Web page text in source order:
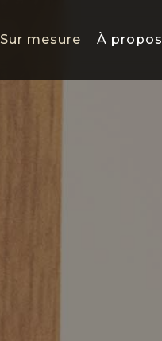
Sur mesure À propos